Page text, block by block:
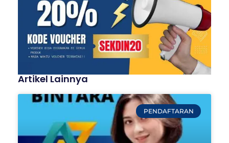
Artikel Lainnya
PENDAFTARAN